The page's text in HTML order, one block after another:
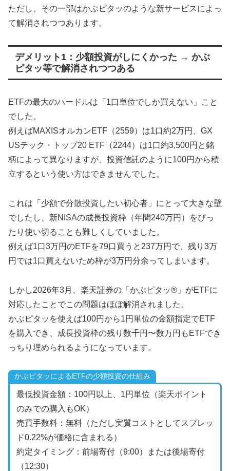
ただし、その一部はかぶピタッのような新サービスによっ
て解消されつつあります。
デメリット1：少額投資がしにくかった → かぶ
ピタッ等で解消されつつある
ETFの最大のハードルは「1口単位でしか買えない」こと
でした。
例えばMAXISオルカンETF（2559）は1口約2万円、GX
USテック・トップ20 ETF（2244）は1口約3,500円と銘
柄によって異なりますが、投資信託のように100円から積
立するという使い方はできませんでした。
これは「少額で分散投資したい初心者」にとって大きな壁
でしたし、新NISAの成長投資枠（年間240万円）をぴっ
たり使い切ることも難しくしていました。
例えば1口3万円のETFを79口買うと237万円で、残り3万
円では1口買えないため枠が3万円分余ってしまいます。
しかし2026年3月、楽天証券の「かぶピタッ®」がETFに
対応したことでこの問題はほぼ解消されました。
かぶピタッを使えば100円から1円単位の金額指定でETF
を購入でき、成長投資枠の残り数千円〜数万円もETFでき
っちり埋められるようになっています。
かぶピタッによるETFの少額投資の仕組み
最低投資金額：100円以上、1円単位（楽天ポイント
のみでの購入もOK）
売買手数料：無料（ただし実質コストとしてスプレッ
ド0.22%が価格に含まれる）
約定タイミング：前場寄付（9:00）または後場寄付
（12:30）